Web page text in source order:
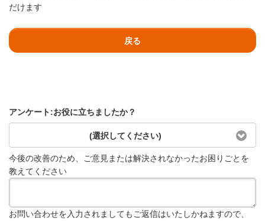
だけます
戻る
アンケート:お役に立ちましたか？
(選択してください)
今後の改善のため、ご意見または解決されなかったお困りごとを
教えてください
お問い合わせを入力されましてもご返信はいたしかねますので、